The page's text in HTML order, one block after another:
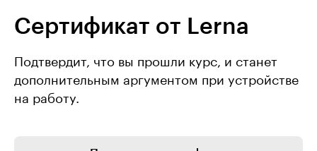
Сертификат от Lerna
Подтвердит, что вы прошли курс, и станет
дополнительным аргументом при устройстве
на работу.